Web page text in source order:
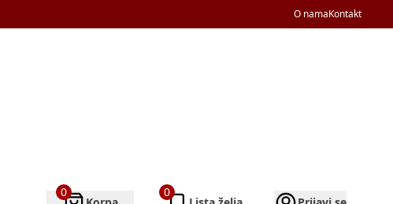
O namaKontakt
0 0